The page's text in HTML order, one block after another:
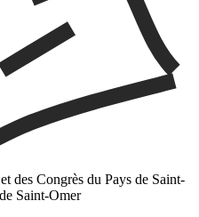
des Congrès du Pays de Saint-
Saint-Omer